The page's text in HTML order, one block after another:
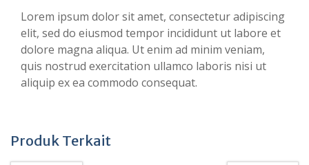
Lorem ipsum dolor sit amet, consectetur adipiscing
elit, sed do eiusmod tempor incididunt ut labore et
dolore magna aliqua. Ut enim ad minim veniam,
quis nostrud exercitation ullamco laboris nisi ut
aliquip ex ea commodo consequat.
Produk Terkait